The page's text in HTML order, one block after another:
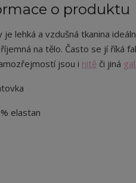
o produktu
je lehká a vzdušná tkanina
na tělo. Často se jí říká
jsou i nitě či jiná
elastan